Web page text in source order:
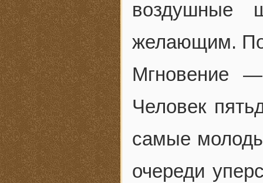
воздушные
желающим.
Мгновение
Человек
самые
очереди